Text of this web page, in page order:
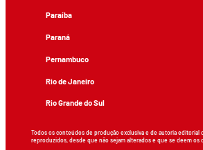
Paraíba
Paraná
Pernambuco
Rio de Janeiro
Rio Grande do Sul
Todos os conteúdos de produção exclusiva e de autoria editorial
reproduzidos, desde que não sejam alterados e que se deem os